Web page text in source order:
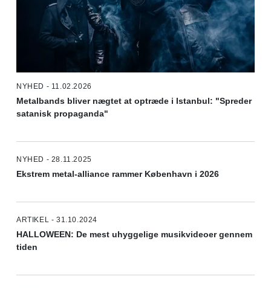
NYHED - 11.02.2026
Metalbands bliver nægtet at optræde i Istanbul: "Spreder
satanisk propaganda"
NYHED - 28.11.2025
Ekstrem metal-alliance rammer København i 2026
ARTIKEL - 31.10.2024
HALLOWEEN: De mest uhyggelige musikvideoer gennem
tiden